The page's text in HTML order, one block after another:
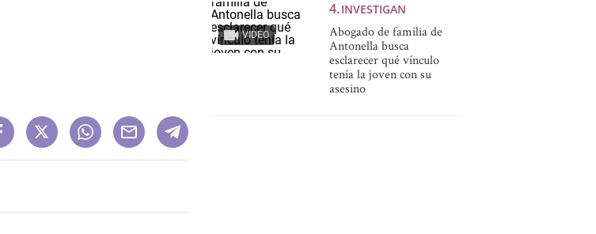
VIDEO
INVESTIGAN
Abogado de familia de
Antonella busca
esclarecer qué vínculo
tenía la joven con su
asesino